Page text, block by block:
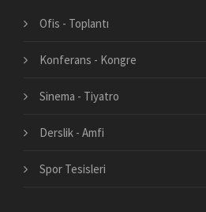
Ofis - Toplantı
Konferans - Kongre
Sinema - Tiyatro
Derslik - Amfi
Spor Tesisleri